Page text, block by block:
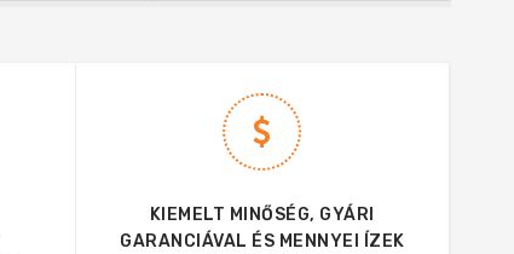
KIEMELT MINŐSÉG, GYÁRI
GARANCIÁVAL ÉS MENNYEI ÍZEK